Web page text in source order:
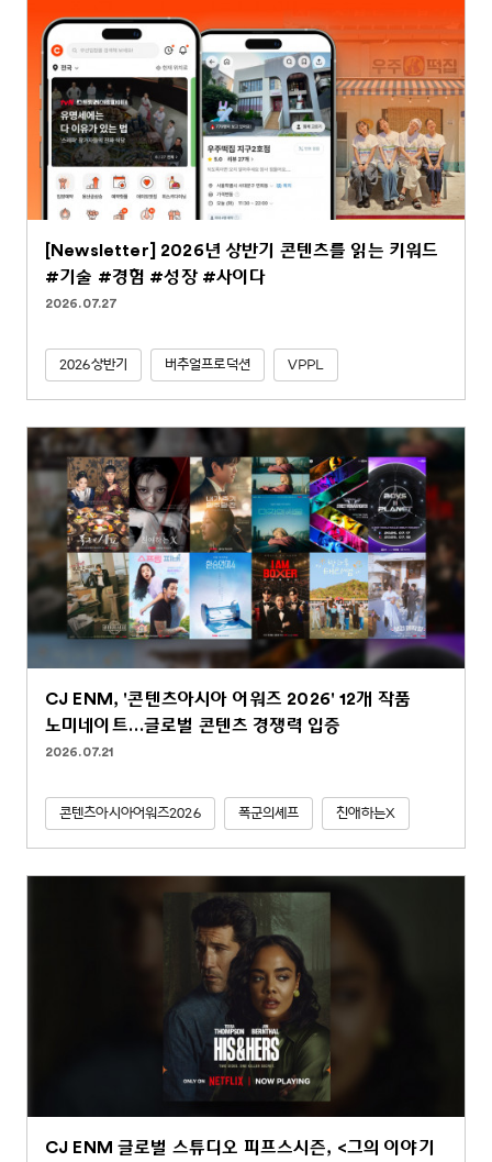
[Newsletter] 2026년 상반기 콘텐츠를 읽는 키워드
#기술 #경험 #성장 #사이다
2026.07.27
2026상반기 버추얼프로덕션 VPPL
CJ ENM, '콘텐츠아시아 어워즈 2026' 12개 작품
노미네이트…글로벌 콘텐츠 경쟁력 입증
2026.07.21
콘텐츠아시아어워즈2026 폭군의셰프 친애하는X
CJ ENM 글로벌 스튜디오 피프스시즌, <그의 이야기